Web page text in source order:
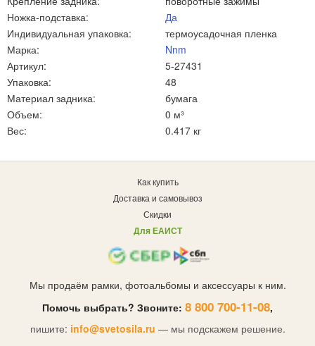
Ножка-подставка:
Да
Индивидуальная упаковка:
термоусадочная пленка
Марка:
Nnm
Артикул:
5-27431
Упаковка:
48
Материал задника:
бумага
Объем:
0 м³
Вес:
0.417 кг
Как купить
Доставка и самовывоз
Скидки
Для ЕАИСТ
Мы продаём рамки, фотоальбомы и аксессуары к ним.
Помочь выбрать? Звоните: 8 800 700-11-08,
пишите: info@svetosila.ru — мы подскажем решение.